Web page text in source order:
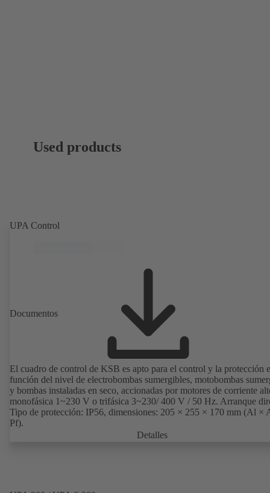
Used products
UPA Control
Documentos
El cuadro de control de KSB es apto para el control y la protección
función del nivel de electrobombas sumergibles, motobombas
y bombas instaladas en seco, accionadas por motores de corriente
monofásica 1~230 V o trifásica 3~230/ 400 V / 50 Hz. Arranque
Tipo de protección: IP56, dimensiones: 205 × 255 × 170 mm (Al ×
Pf).
Detalles